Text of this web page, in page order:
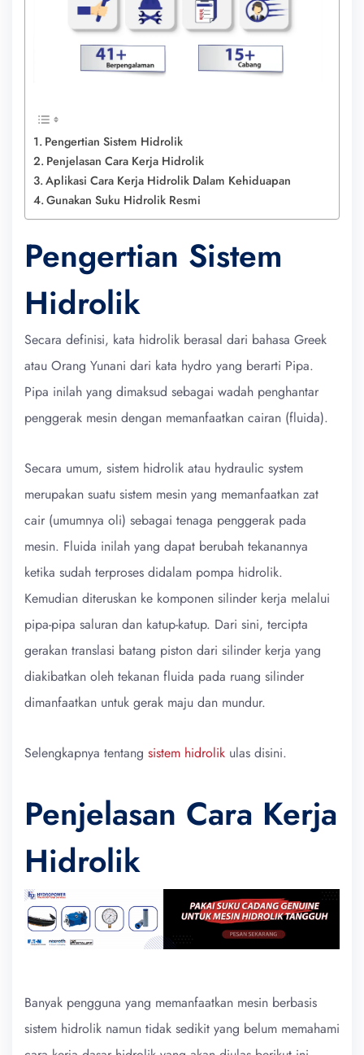
Pengertian Sistem Hidrolik
Penjelasan Cara Kerja Hidrolik
Aplikasi Cara Kerja Hidrolik Dalam Kehiduapan
Gunakan Suku Hidrolik Resmi
Pengertian Sistem
Hidrolik
Secara definisi, kata hidrolik berasal dari bahasa Greek
atau Orang Yunani dari kata hydro yang berarti Pipa.
Pipa inilah yang dimaksud sebagai wadah penghantar
penggerak mesin dengan memanfaatkan cairan (fluida).
Secara umum, sistem hidrolik atau hydraulic system
merupakan suatu sistem mesin yang memanfaatkan zat
cair (umumnya oli) sebagai tenaga penggerak pada
mesin. Fluida inilah yang dapat berubah tekanannya
ketika sudah terproses didalam pompa hidrolik.
Kemudian diteruskan ke komponen silinder kerja melalui
pipa-pipa saluran dan katup-katup. Dari sini, tercipta
gerakan translasi batang piston dari silinder kerja yang
diakibatkan oleh tekanan fluida pada ruang silinder
dimanfaatkan untuk gerak maju dan mundur.
Selengkapnya tentang sistem hidrolik ulas disini.
Penjelasan Cara Kerja
Hidrolik
Banyak pengguna yang memanfaatkan mesin berbasis
sistem hidrolik namun tidak sedikit yang belum memahami